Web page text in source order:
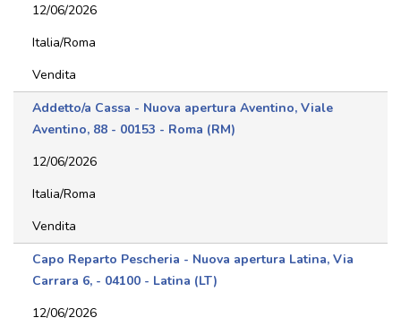
12/06/2026
Italia/Roma
Vendita
Addetto/a Cassa - Nuova apertura Aventino, Viale
Aventino, 88 - 00153 - Roma (RM)
12/06/2026
Italia/Roma
Vendita
Capo Reparto Pescheria - Nuova apertura Latina, Via
Carrara 6, - 04100 - Latina (LT)
12/06/2026